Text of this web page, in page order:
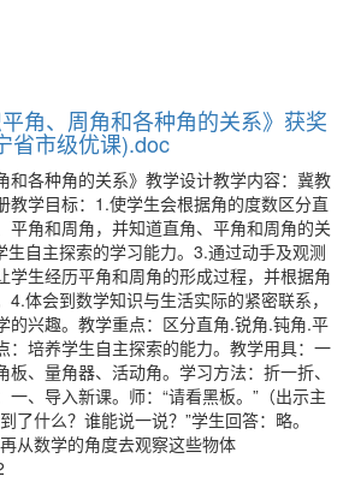
平角、周角和各种角的关系》获奖
省市级优课).doc
和各种角的关系》教学设计教学内容：冀教
教学目标：1.使学生会根据角的度数区分直
平角和周角，并知道直角、平角和周角的关
生自主探索的学习能力。3.通过动手及观测
学生经历平角和周角的形成过程，并根据角
4.体会到数学知识与生活实际的紧密联系，
的兴趣。教学重点：区分直角.锐角.钝角.平
：培养学生自主探索的能力。教学用具：一
板、量角器、活动角。学习方法：折一折、
一、导入新课。师：“请看黑板。”（出示主
了什么？谁能说一说？”学生回答：略。
从数学的角度去观察这些物体